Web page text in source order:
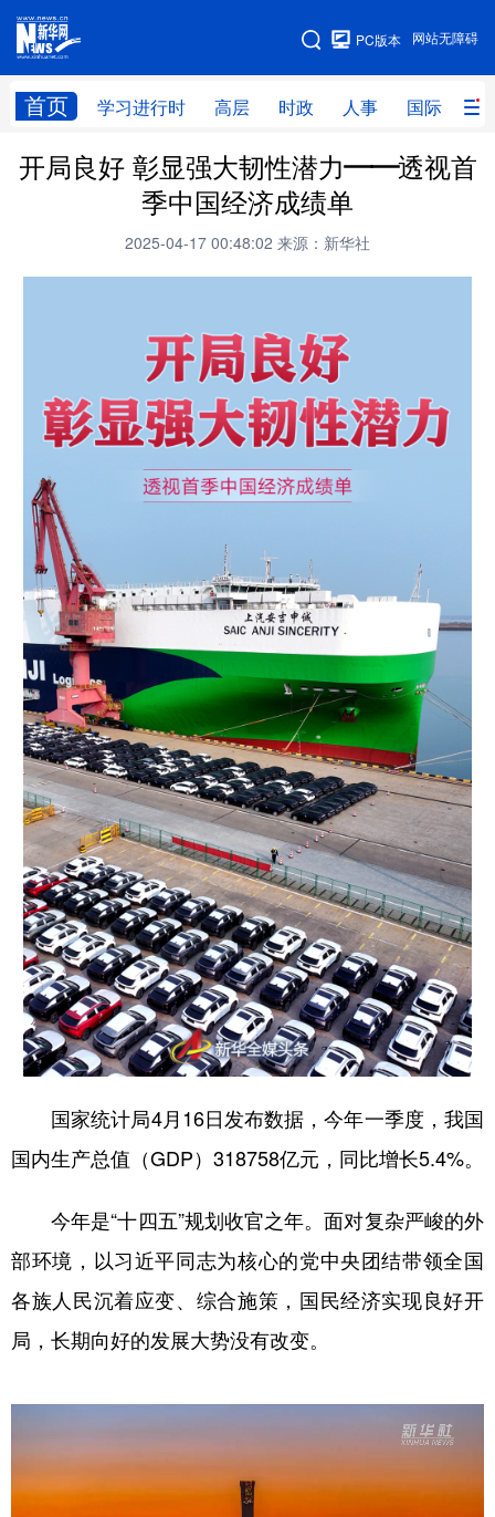
网站无障碍
PC版本
首页 学习进行时 高层 时政 人事 国际 财
网站地图
学习进行时 高层 时政 人事
财经 网评
书画 健康
访谈 视频 图片 政务
法律 中央文件 金融 汽车
人居 信息化
学术中国
城市 旅游 能源 会展
彩票 时尚 悦读
公益 一带一路 亚太网 上市公司
文化产业
地方频道
北京 天津 河北 山西
辽宁 吉林 上海 江苏
浙江 安徽 福建 江西
山东 河南 湖北 湖南
广东 广西 海南 重庆
陕西 青海 宁夏
多语种频道
English Español Français عربى
Deutsch Português
开局良好 彰显强大韧性潜力——透视首
季中国经济成绩单
2025-04-17 00:48:02 来源：新华社
国家统计局4月16日发布数据，今年一季度，我国
国内生产总值（GDP）318758亿元，同比增长5.4%。
今年是“十四五”规划收官之年。面对复杂严峻的外
部环境，以习近平同志为核心的党中央团结带领全国
各族人民沉着应变、综合施策，国民经济实现良好开
局，长期向好的发展大势没有改变。